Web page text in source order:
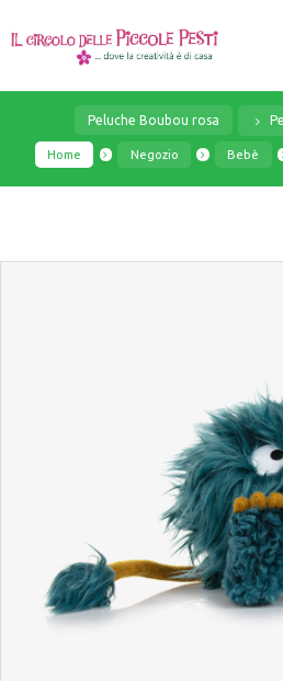
Peluche Boubou rosa
Home Negozio Bebè